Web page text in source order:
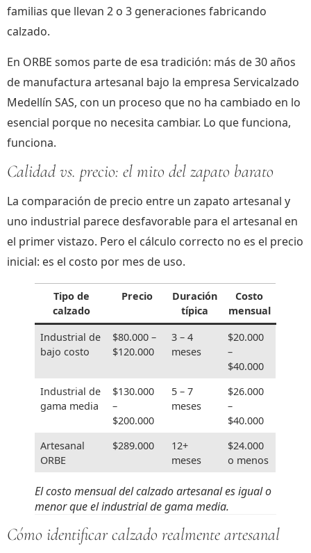
familias que llevan 2 o 3 generaciones fabricando
calzado.
En ORBE somos parte de esa tradición: más de 30 años
de manufactura artesanal bajo la empresa Servicalzado
Medellín SAS, con un proceso que no ha cambiado en lo
esencial porque no necesita cambiar. Lo que funciona,
funciona.
Calidad vs. precio: el mito del zapato barato
La comparación de precio entre un zapato artesanal y
uno industrial parece desfavorable para el artesanal en
el primer vistazo. Pero el cálculo correcto no es el precio
inicial: es el costo por mes de uso.
Tipo de
calzado
Precio
Duración
típica
Costo
mensual
Industrial de
bajo costo
$80.000 –
$120.000
3 – 4
meses
$20.000
–
$40.000
Industrial de
gama media
$130.000
–
$200.000
5 – 7
meses
$26.000
–
$40.000
Artesanal
ORBE
$289.000
12+
meses
$24.000
o menos
El costo mensual del calzado artesanal es igual o
menor que el industrial de gama media.
Cómo identificar calzado realmente artesanal